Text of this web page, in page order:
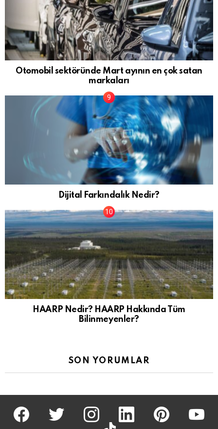
Otomobil sektöründe Mart ayının en çok satan
markaları
Dijital Farkındalık Nedir?
HAARP Nedir? HAARP Hakkında Tüm
Bilinmeyenler?
SON YORUMLAR
facebook twitter İnstagram linkedin pinterest
tiktok